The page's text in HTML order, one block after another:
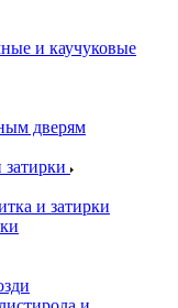
и каучуковые
дверям
и затирки